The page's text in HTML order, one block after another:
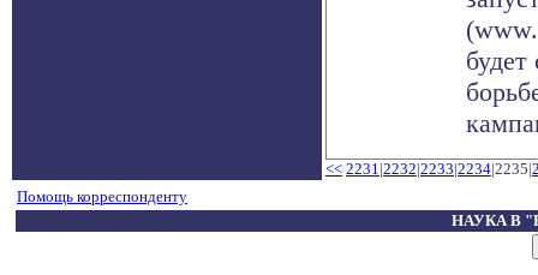
будет
<< 2231|2232|2233|2234|2235|
Помощь корреспонденту
НАУКА В